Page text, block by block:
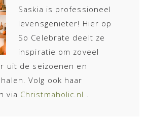
Saskia is professioneel
levensgenieter! Hier op
So Celebrate deelt ze
inspiratie om zoveel
uit de seizoenen en
Volg ook haar
via Christmaholic.nl .